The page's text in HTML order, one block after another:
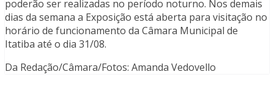
poderão ser realizadas no período noturno. Nos demais
dias da semana a Exposição está aberta para visitação no
horário de funcionamento da Câmara Municipal de
Itatiba até o dia 31/08.
Da Redação/Câmara/Fotos: Amanda Vedovello